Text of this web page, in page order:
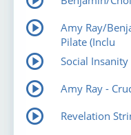
Amy Ray/
Pilate (Inclu
Social
Amy Ray -
Revelation